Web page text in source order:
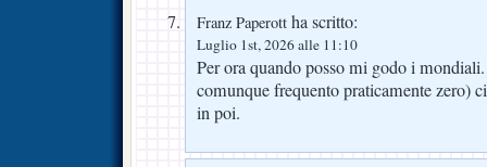
Franz Paperott ha scritto:
Luglio 1st, 2026 alle 11:10
Per ora quando posso mi godo i
comunque frequento praticamente zero)
in poi.